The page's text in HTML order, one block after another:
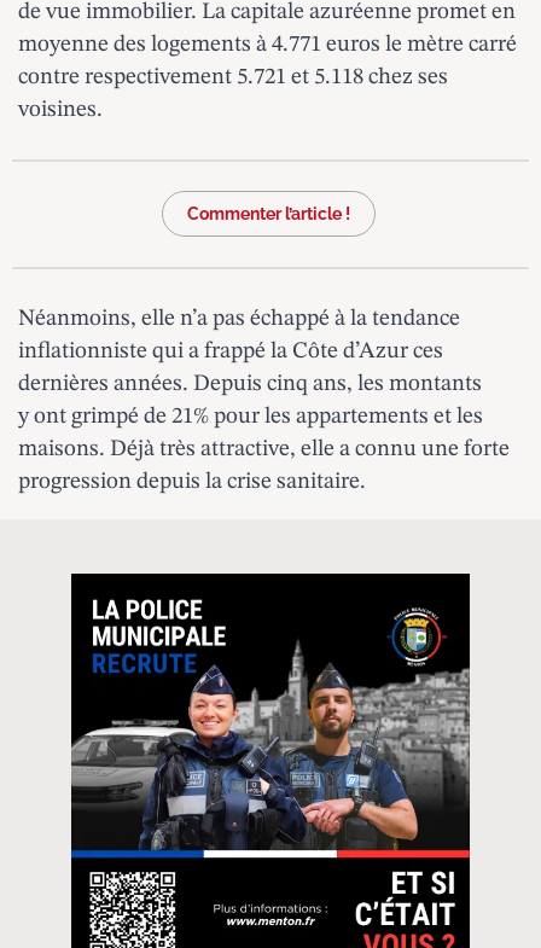
de vue immobilier. La capitale azuréenne promet en
moyenne des logements à 4.771 euros le mètre carré
contre respectivement 5.721 et 5.118 chez ses
voisines.
Commenter l’article !
Néanmoins, elle n’a pas échappé à la tendance
inflationniste qui a frappé la Côte d’Azur ces
dernières années. Depuis cinq ans, les montants
y ont grimpé de 21% pour les appartements et les
maisons. Déjà très attractive, elle a connu une forte
progression depuis la crise sanitaire.